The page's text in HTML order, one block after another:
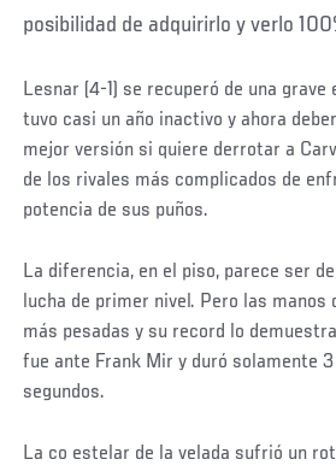
posibilidad de adquirirlo y verlo
Lesnar (4-1) se recuperó de una grave
tuvo casi un año inactivo y ahora
mejor versión si quiere derrotar a
de los rivales más complicados de
potencia de sus puños.
La diferencia, en el piso, parece ser
lucha de primer nivel. Pero las manos
más pesadas y su record lo
fue ante Frank Mir y duró solamente
segundos.
La co estelar de la velada sufrió un